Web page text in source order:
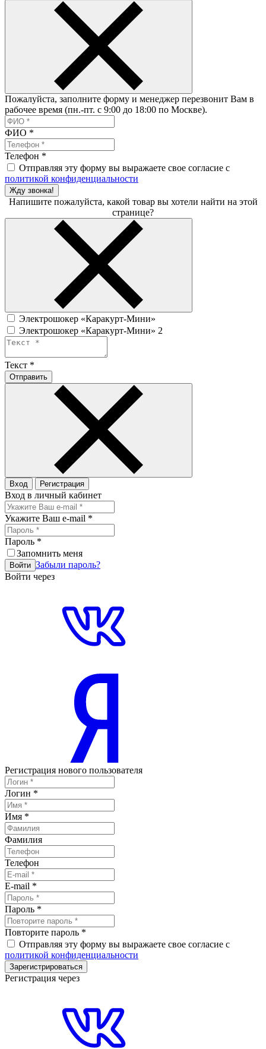
Пожалуйста, заполните форму и менеджер перезвонит Вам в
рабочее время (пн.-пт. с 9:00 до 18:00 по Москве).
ФИО *
Телефон *
Отправляя эту форму вы выражаете свое согласие с
политикой конфиденциальности
Жду звонка!
Напишите пожалуйста, какой товар вы хотели найти на этой
странице?
Электрошокер «Каракурт-Мини»
Электрошокер «Каракурт-Мини» 2
Текст *
Отправить
Вход Регистрация
Вход в личный кабинет
Укажите Ваш e-mail *
Пароль *
Запомнить меня
Войти Забыли пароль?
Войти через
Регистрация нового пользователя
Логин *
Имя *
Фамилия
Телефон
E-mail *
Пароль *
Повторите пароль *
Отправляя эту форму вы выражаете свое согласие с
политикой конфиденциальности
Зарегистрироваться
Регистрация через